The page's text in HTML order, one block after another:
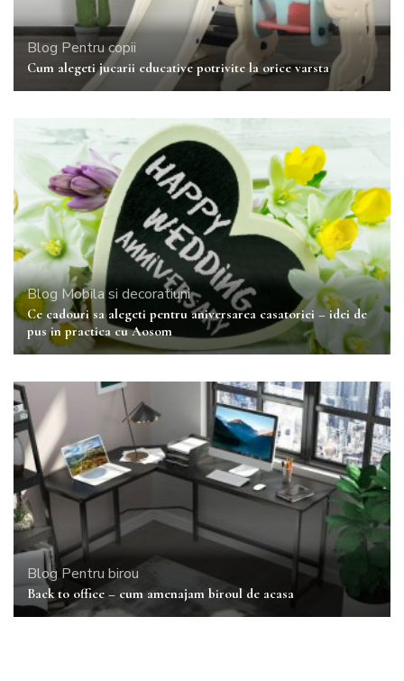
Blog Pentru copii
Cum alegeti jucarii educative potrivite la orice varsta
Blog Mobila si decoratiuni
Ce cadouri sa alegeti pentru aniversarea casatoriei – idei de
pus in practica cu Aosom
Blog Pentru birou
Back to office – cum amenajam biroul de acasa